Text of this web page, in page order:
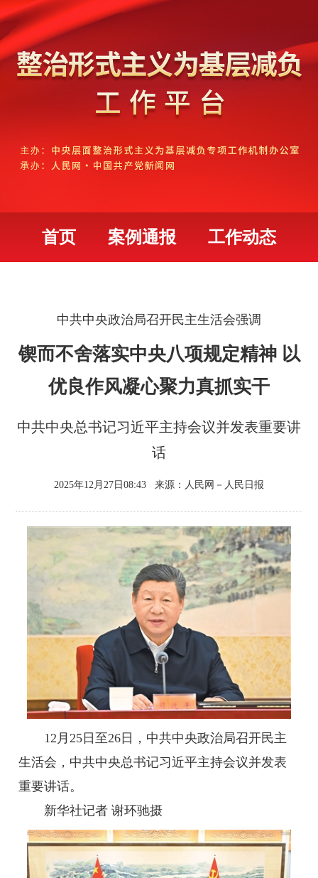
首页 案例通报 工作动态
中共中央政治局召开民主生活会强调
锲而不舍落实中央八项规定精神 以
优良作风凝心聚力真抓实干
中共中央总书记习近平主持会议并发表重要讲
话
2025年12月27日08:43 来源： 人民网－人民日报
12月25日至26日，中共中央政治局召开民主
生活会，中共中央总书记习近平主持会议并发表
重要讲话。
新华社记者 谢环驰摄